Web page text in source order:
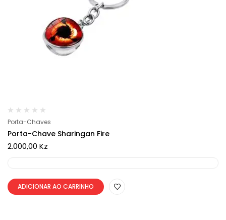
Porta-Chaves
Porta-Chave Sharingan Fire
2.000,00 Kz
ADICIONAR AO CARRINHO